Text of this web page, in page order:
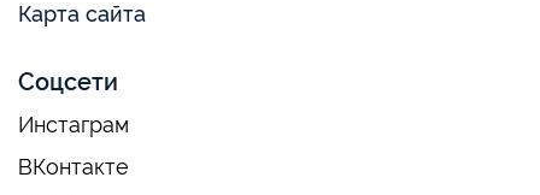
Карта сайта
Соцсети
Инстаграм
ВКонтакте